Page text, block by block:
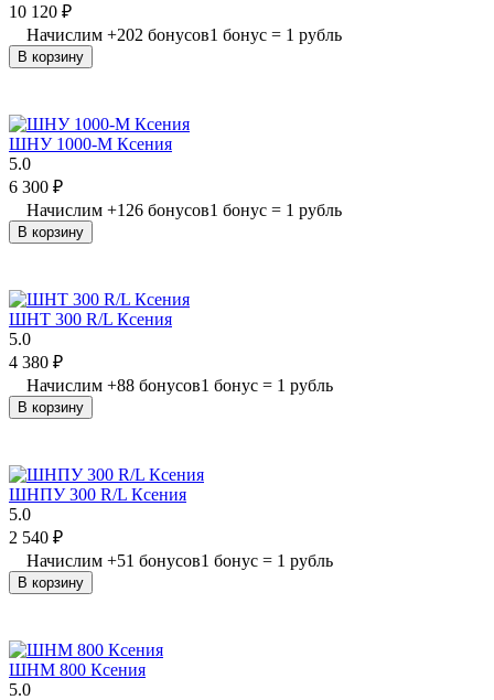
10 120 ₽
Начислим +202 бонусов1 бонус = 1 рубль
В корзину
ШНУ 1000-М Ксения
5.0
6 300 ₽
Начислим +126 бонусов1 бонус = 1 рубль
В корзину
ШНТ 300 R/L Ксения
5.0
4 380 ₽
Начислим +88 бонусов1 бонус = 1 рубль
В корзину
ШНПУ 300 R/L Ксения
5.0
2 540 ₽
Начислим +51 бонусов1 бонус = 1 рубль
В корзину
ШНМ 800 Ксения
5.0